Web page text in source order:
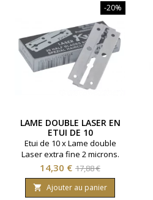
-20%
LAME DOUBLE LASER EN
ETUI DE 10
Etui de 10 x Lame double
Laser extra fine 2 microns.
Prix
14,30 € Prix
de
17,88 €
 Ajouter au panier